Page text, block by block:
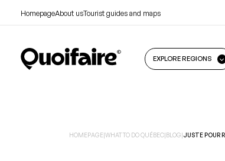
HomepageAbout usTourist guides and maps
EXPLORE REGIONS
HOMEPAGE|WHAT TO DO QUÉBEC|BLOG|JUSTE POUR